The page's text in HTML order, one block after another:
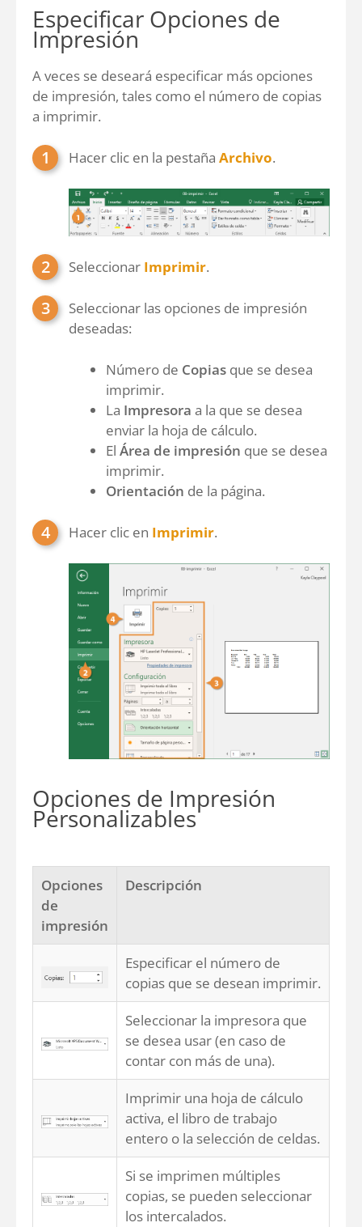
Especificar Opciones de
Impresión
A veces se deseará especificar más opciones
de impresión, tales como el número de copias
a imprimir.
Hacer clic en la pestaña Archivo.
Seleccionar Imprimir.
Seleccionar las opciones de impresión
deseadas:
Número de Copias que se desea
imprimir.
La Impresora a la que se desea
enviar la hoja de cálculo.
El Área de impresión que se desea
imprimir.
Orientación de la página.
Hacer clic en Imprimir.
Opciones de Impresión
Personalizables
Opciones
de
impresión
Descripción
Especificar el número de
copias que se desean imprimir.
Seleccionar la impresora que
se desea usar (en caso de
contar con más de una).
Imprimir una hoja de cálculo
activa, el libro de trabajo
entero o la selección de celdas.
Si se imprimen múltiples
copias, se pueden seleccionar
los intercalados.